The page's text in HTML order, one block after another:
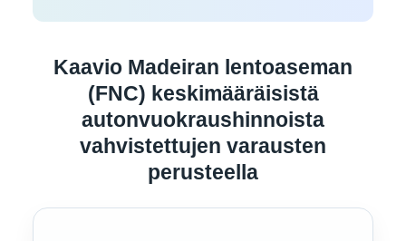
Kaavio Madeiran lentoaseman
(FNC) keskimääräisistä
autonvuokraushinnoista
vahvistettujen varausten
perusteella